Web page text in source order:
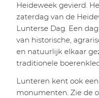
Heideweek gevierd.
zaterdag van de
Lunterse Dag. Een
van historische,
en natuurlijk elkaar
traditionele
Lunteren kent ook
monumenten. Zie de